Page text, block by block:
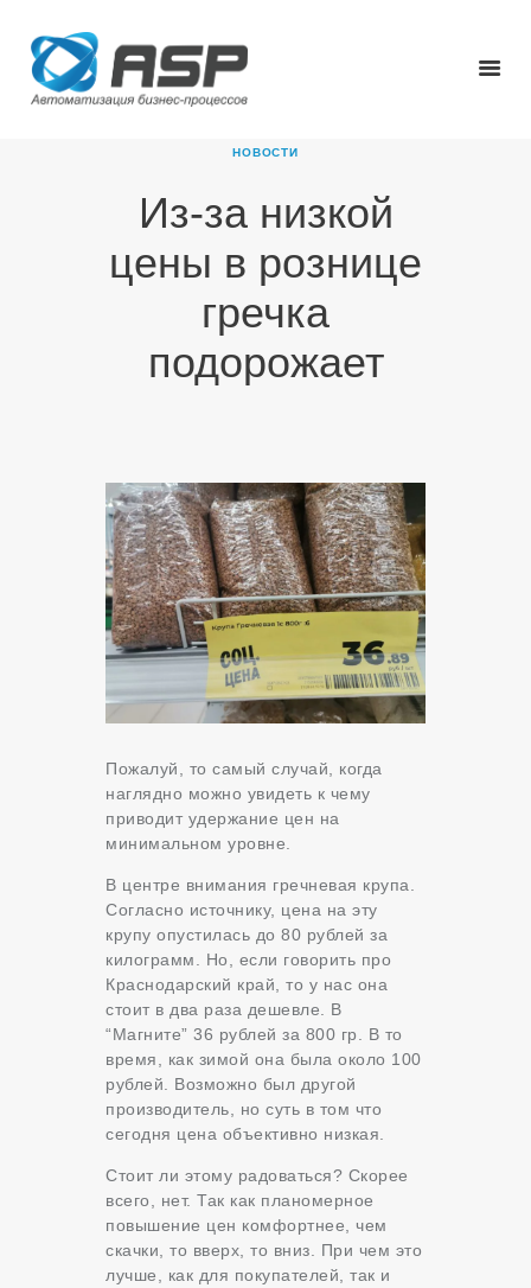
НОВОСТИ
Из-за низкой
цены в рознице
гречка
подорожает
ГЛАВНАЯ
О КОМПАНИИ
НОВОСТИ
КАРЬЕРА
Пожалуй, то самый случай, когда
наглядно можно увидеть к чему
приводит удержание цен на
минимальном уровне.
В центре внимания гречневая крупа.
Согласно источнику, цена на эту
крупу опустилась до 80 рублей за
килограмм. Но, если говорить про
Краснодарский край, то у нас она
стоит в два раза дешевле. В
“Магните” 36 рублей за 800 гр. В то
время, как зимой она была около 100
рублей. Возможно был другой
производитель, но суть в том что
сегодня цена объективно низкая.
Стоит ли этому радоваться? Скорее
всего, нет. Так как планомерное
повышение цен комфортнее, чем
скачки, то вверх, то вниз. При чем это
лучше, как для покупателей, так и